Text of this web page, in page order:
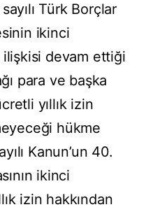
Türk Borçlar
ikinci
ilişkisi devam ettiği
para ve başka
yıllık izin
hükme
Kanun’un 40.
ikinci
izin hakkından